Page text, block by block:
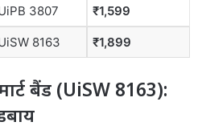
3807 ₹1,599
8163 ₹1,899
बैंड (UiSW 8163):